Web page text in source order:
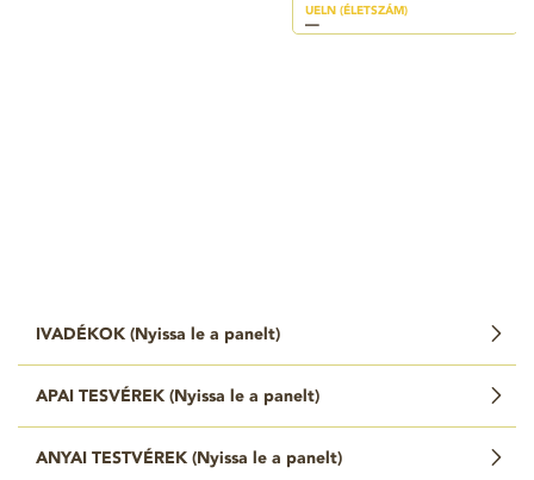
UELN (ÉLETSZÁM)
—
IVADÉKOK ( Nyissa le a panelt)
APAI TESVÉREK ( Nyissa le a panelt)
ANYAI TESTVÉREK ( Nyissa le a panelt)